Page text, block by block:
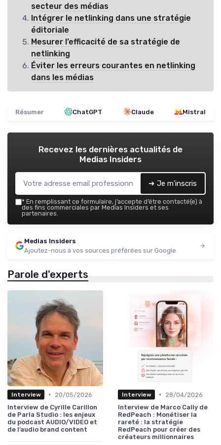
secteur des médias
Intégrer le netlinking dans une stratégie
éditoriale
Mesurer l’efficacité de sa stratégie de
netlinking
Éviter les erreurs courantes en netlinking
dans les médias
Résumer ChatGPT Claude Mistral
Recevez les dernières actualités de
Medias Insiders
➔ Je m'inscris
* En remplissant ce formulaire, j’accepte d’être contacté(e) à
des fins commerciales par Medias Insiders et ses
partenaires.
Medias Insiders
Ajoutez-nous à vos sources préférées sur Google
Parole d'experts
Interview •
20/05/2026
Interview de Cyrille Carillon
de Parla Studio : les enjeux
du podcast AUDIO/VIDEO et
de l’audio brand content
Interview •
28/04/2026
Interview de Marco Cally de
RedPeach : Monétiser la
rareté : la stratégie
RedPeach pour créer des
créateurs millionnaires